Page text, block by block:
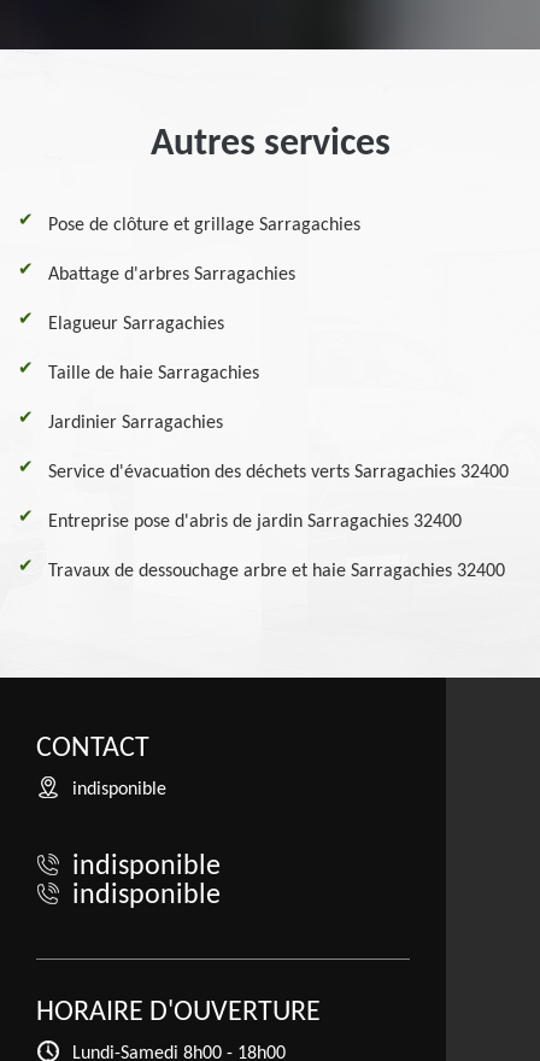
Autres services
Pose de clôture et grillage Sarragachies
Abattage d'arbres Sarragachies
Elagueur Sarragachies
Taille de haie Sarragachies
Jardinier Sarragachies
Service d'évacuation des déchets verts Sarragachies 32400
Entreprise pose d'abris de jardin Sarragachies 32400
Travaux de dessouchage arbre et haie Sarragachies 32400
CONTACT
indisponible
indisponible
indisponible
HORAIRE D'OUVERTURE
Lundi-Samedi 8h00 - 18h00